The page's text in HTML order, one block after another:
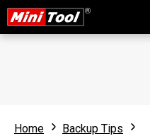
Home
Backup Tips